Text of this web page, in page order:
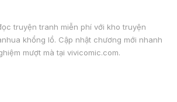
truyện tranh miễn phí với kho truyện
khổng lồ. Cập nhật chương mới nhanh
mượt mà tại vivicomic.com.